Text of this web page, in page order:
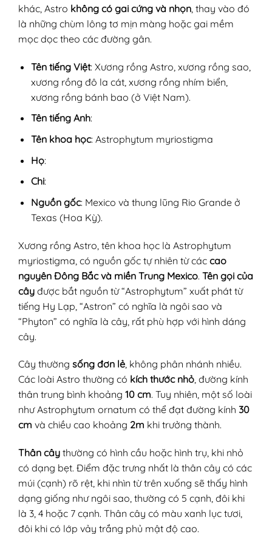
khác, Astro không có gai cứng và nhọn , thay vào đó
là những chùm lông tơ mịn màng hoặc gai mềm
mọc dọc theo các đường gân.
Tên tiếng Việt: Xương rồng Astro, xương rồng sao,
xương rồng đô la cát, xương rồng nhím biển,
xương rồng bánh bao (ở Việt Nam).
Tên tiếng Anh:
Tên khoa học: Astrophytum myriostigma
Họ:
Chi:
Nguồn gốc: Mexico và thung lũng Rio Grande ở
Texas (Hoa Kỳ).
Xương rồng Astro, tên khoa học là Astrophytum
myriostigma, có nguồn gốc tự nhiên từ các cao
nguyên Đông Bắc và miền Trung Mexico. Tên gọi của
cây được bắt nguồn từ “Astrophytum” xuất phát từ
tiếng Hy Lạp, “Astron” có nghĩa là ngôi sao và
“Phyton” có nghĩa là cây, rất phù hợp với hình dáng
cây.
Cây thường sống đơn lẻ, không phân nhánh nhiều.
Các loài Astro thường có kích thước nhỏ, đường kính
thân trung bình khoảng 10 cm. Tuy nhiên, một số loài
như Astrophytum ornatum có thể đạt đường kính 30
cm và chiều cao khoảng 2m khi trưởng thành.
Thân cây thường có hình cầu hoặc hình trụ, khi nhỏ
có dạng bẹt. Điểm đặc trưng nhất là thân cây có các
múi (cạnh) rõ rệt, khi nhìn từ trên xuống sẽ thấy hình
dạng giống như ngôi sao, thường có 5 cạnh, đôi khi
là 3, 4 hoặc 7 cạnh. Thân cây có màu xanh lục tươi,
đôi khi có lớp vảy trắng phủ mật độ cao.